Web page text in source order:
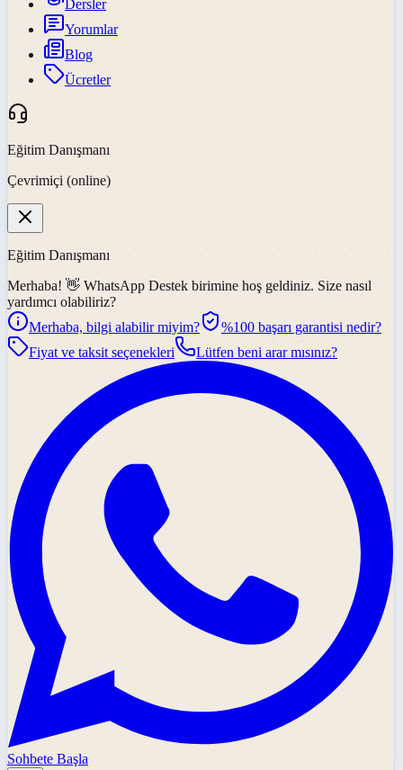
Dersler
Yorumlar
Blog
Ücretler
Eğitim Danışmanı
Çevrimiçi (online)
Eğitim Danışmanı
Merhaba! 👋 WhatsApp Destek birimine hoş geldiniz. Size nasıl
yardımcı olabiliriz?
Merhaba, bilgi alabilir miyim?
%100 başarı garantisi nedir?
Fiyat ve taksit seçenekleri
Lütfen beni arar mısınız?
Sohbete Başla